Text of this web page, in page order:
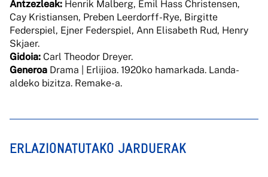
Antzezleak: Henrik Malberg, Emil Hass Christensen,
Cay Kristiansen, Preben Leerdorff-Rye, Birgitte
Federspiel, Ejner Federspiel, Ann Elisabeth Rud, Henry
Skjaer.
Gidoia: Carl Theodor Dreyer.
Generoa Drama | Erlijioa. 1920ko hamarkada. Landa-
aldeko bizitza. Remake-a.
ERLAZIONATUTAKO JARDUERAK